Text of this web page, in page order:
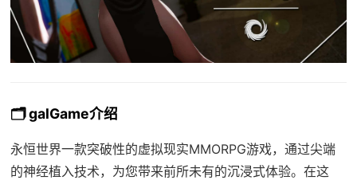
🗂️ galGame介绍
永恒世界一款突破性的虚拟现实MMORPG游戏，通过尖端
的神经植入技术，为您带来前所未有的沉浸式体验。在这